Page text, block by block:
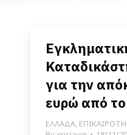
για την
ευρώ από
ΕΛΛΑΔΑ,